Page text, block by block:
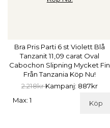
Bra Pris Parti 6 st Violett Blå
Tanzanit 11,09 carat Oval
Cabochon Slipning Mycket Fin
Från Tanzania Köp Nu!
2.218krKampanj: 887kr
Köp
Max: 1